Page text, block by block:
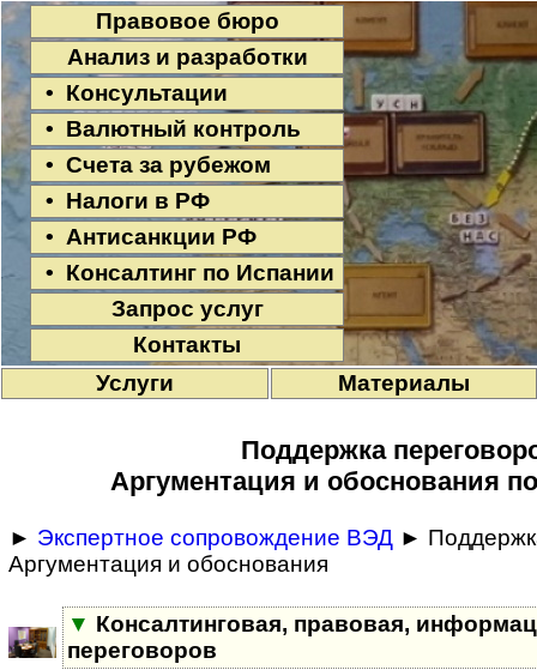
Правовое бюро
Анализ и разработки
• Консультации
• Валютный контроль
• Счета за рубежом
• Налоги в РФ
• Антисанкции РФ
• Консалтинг по Испании
Запрос услуг
Контакты
Услуги
Материалы
Поддержка
Аргументация и обоснования
► Экспертное сопровождение ВЭД ►
Аргументация и обоснования
▼ Консалтинговая, правовая,
переговоров